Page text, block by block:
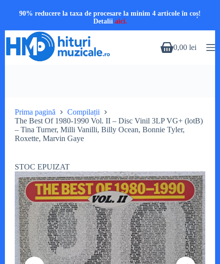
90% reducere la taxa de procesare la minim 4 articole în coș!
Detalii aici.
conținut
Coș0,00 lei
Prima pagină
Compilații
The Best Of 1980-1990 Vol. II – Disc Vinil 3LP VG+ (lotB)
– Tina Turner, Milli Vanilli, Billy Ocean, Bonnie Tyler,
Roxette, Marvin Gaye
STOC EPUIZAT